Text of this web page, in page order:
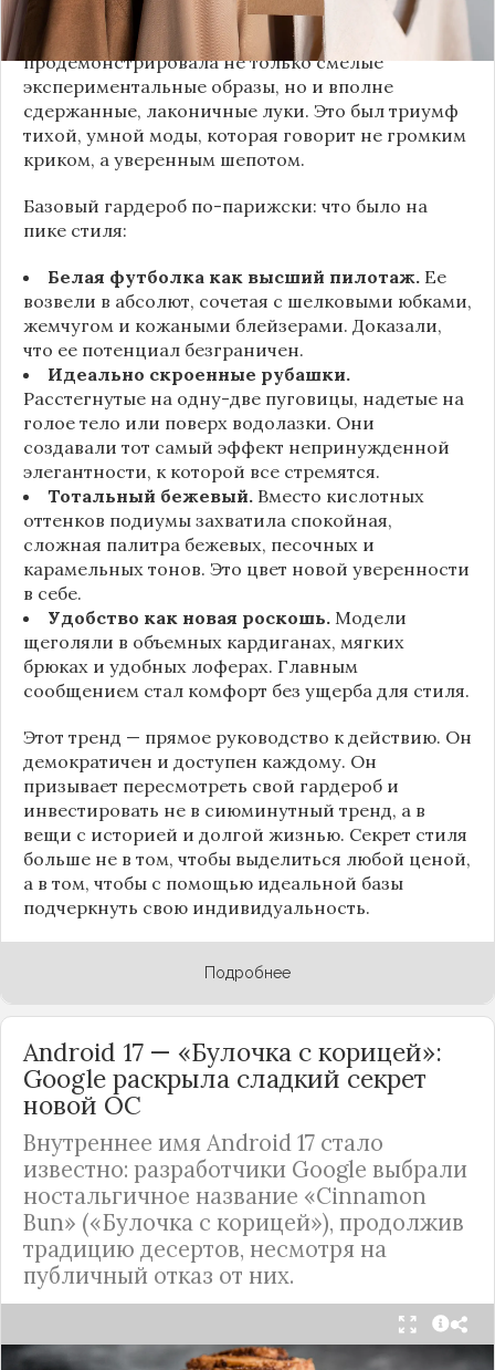
Как тонко подметила автор канала «Деловая
косметичка», завершившаяся неделя моды
продемонстрировала не только смелые
экспериментальные образы, но и вполне
сдержанные, лаконичные луки. Это был триумф
тихой, умной моды, которая говорит не громким
криком, а уверенным шепотом.
Базовый гардероб по-парижски: что было на
пике стиля:
Белая футболка как высший пилотаж. Ее
возвели в абсолют, сочетая с шелковыми юбками,
жемчугом и кожаными блейзерами. Доказали,
что ее потенциал безграничен.
Идеально скроенные рубашки.
Расстегнутые на одну-две пуговицы, надетые на
голое тело или поверх водолазки. Они
создавали тот самый эффект непринужденной
элегантности, к которой все стремятся.
Тотальный бежевый. Вместо кислотных
оттенков подиумы захватила спокойная,
сложная палитра бежевых, песочных и
карамельных тонов. Это цвет новой уверенности
в себе.
Удобство как новая роскошь. Модели
щеголяли в объемных кардиганах, мягких
брюках и удобных лоферах. Главным
сообщением стал комфорт без ущерба для стиля.
Этот тренд — прямое руководство к действию. Он
демократичен и доступен каждому. Он
призывает пересмотреть свой гардероб и
инвестировать не в сиюминутный тренд, а в
вещи с историей и долгой жизнью. Секрет стиля
больше не в том, чтобы выделиться любой ценой,
а в том, чтобы с помощью идеальной базы
подчеркнуть свою индивидуальность.
Подробнее
Android 17 — «Булочка с корицей»:
Google раскрыла сладкий секрет
новой ОС
Внутреннее имя Android 17 стало
известно: разработчики Google выбрали
ностальгичное название «Cinnamon
Bun» («Булочка с корицей»), продолжив
традицию десертов, несмотря на
публичный отказ от них.
Стало известно внутреннее кодовое имя